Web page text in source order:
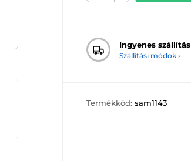
Ingyenes szállítás
Szállítási módok ›
Termékkód: sam1143